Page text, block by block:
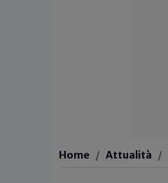
Home Attualità